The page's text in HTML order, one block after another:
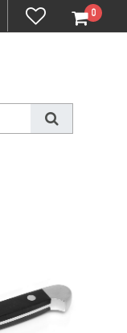
0